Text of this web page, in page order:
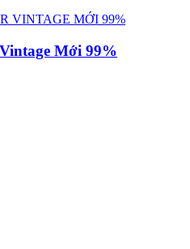
Mới 99%